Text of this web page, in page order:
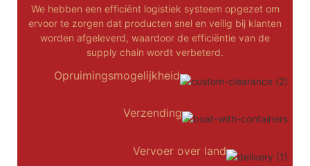
We hebben een efficiënt logistiek systeem opgezet om
ervoor te zorgen dat producten snel en veilig bij klanten
worden afgeleverd, waardoor de efficiëntie van de
supply chain wordt verbeterd.
Opruimingsmogelijkheid
Verzending
Vervoer over land